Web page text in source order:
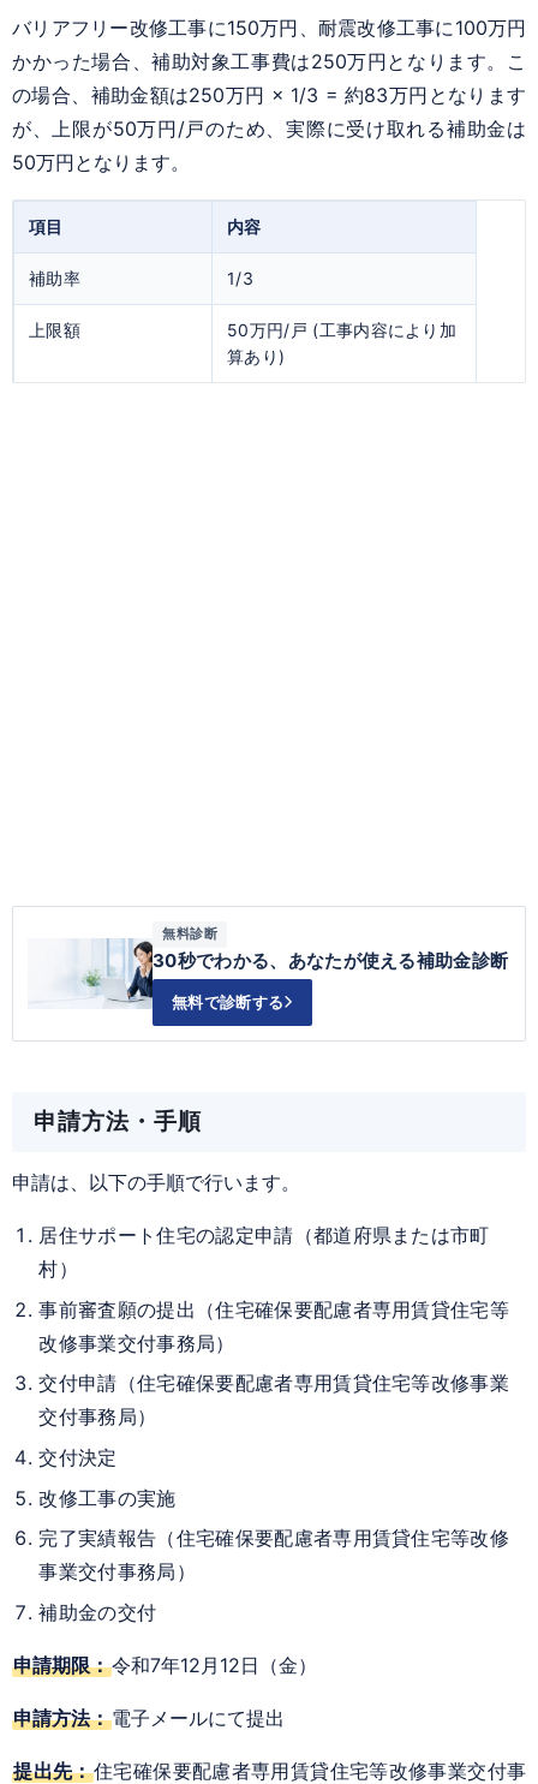
バリアフリー改修工事に150万円、耐震改修工事に100万円
かかった場合、補助対象工事費は250万円となります。こ
の場合、補助金額は250万円 × 1/3 = 約83万円となります
が、上限が50万円/戸のため、実際に受け取れる補助金は
50万円となります。
項目 内容
補助率 1/3
上限額
50万円/戸 (工事内容により加
算あり)
無料診断
30秒でわかる、あなたが使える補助金診断
無料で診断する
申請方法・手順
申請は、以下の手順で行います。
居住サポート住宅の認定申請（都道府県または市町
村）
事前審査願の提出（住宅確保要配慮者専用賃貸住宅等
改修事業交付事務局）
交付申請（住宅確保要配慮者専用賃貸住宅等改修事業
交付事務局）
交付決定
改修工事の実施
完了実績報告（住宅確保要配慮者専用賃貸住宅等改修
事業交付事務局）
補助金の交付
申請期限：令和7年12月12日（金）
申請方法：電子メールにて提出
提出先：住宅確保要配慮者専用賃貸住宅等改修事業交付事